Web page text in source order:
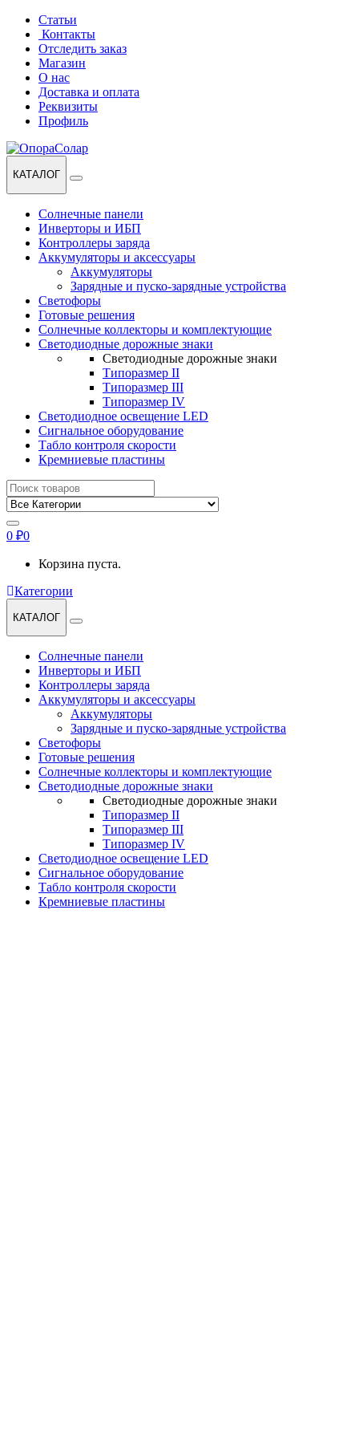
Перейти
навигации
Перейти
содержанию
Статьи
Контакты
Отследить заказ
Магазин
О нас
Доставка и оплата
Реквизиты
Профиль
КАТАЛОГ
Солнечные панели
Инверторы и ИБП
Контроллеры заряда
Аккумуляторы и аксессуары
Аккумуляторы
Зарядные и пуско-зарядные устройства
Светофоры
Готовые решения
Солнечные коллекторы и комплектующие
Светодиодные дорожные знаки
Светодиодные дорожные знаки
Типоразмер II
Типоразмер III
Типоразмер IV
Светодиодное освещение LED
Сигнальное оборудование
Табло контроля скорости
Кремниевые пластины
Найти:
0 ₽0
Корзина пуста.
Категории
КАТАЛОГ
Солнечные панели
Инверторы и ИБП
Контроллеры заряда
Аккумуляторы и аксессуары
Аккумуляторы
Зарядные и пуско-зарядные устройства
Светофоры
Готовые решения
Солнечные коллекторы и комплектующие
Светодиодные дорожные знаки
Светодиодные дорожные знаки
Типоразмер II
Типоразмер III
Типоразмер IV
Светодиодное освещение LED
Сигнальное оборудование
Табло контроля скорости
Кремниевые пластины